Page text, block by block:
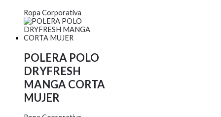
Ropa Corporativa
POLERA POLO
DRYFRESH
MANGA CORTA
MUJER